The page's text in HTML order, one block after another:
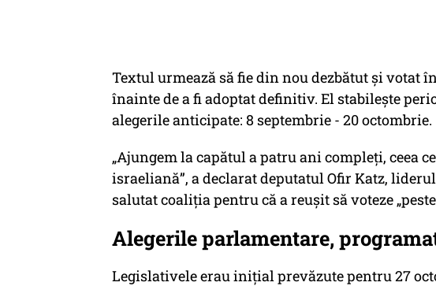
Textul urmează să fie din nou dezbătut şi votat
înainte de a fi adoptat definitiv. El stabileşte
alegerile anticipate: 8 septembrie - 20 octombrie.
„Ajungem la capătul a patru ani compleţi, ceea
israeliană”, a declarat deputatul Ofir Katz,
salutat coaliţia pentru că a reuşit să voteze
Alegerile parlamentare,
Legislativele erau iniţial prevăzute pentru 27